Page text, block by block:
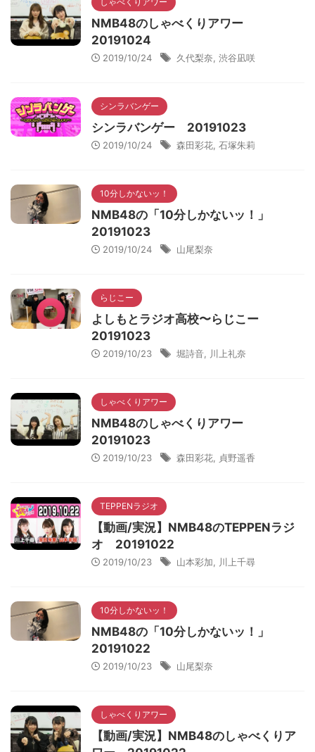
NMB48のしゃべくりアワー
20191024
2019/10/24 久代梨奈 渋谷凪咲
シンラバンゲー
シンラバンゲー 20191023
2019/10/24 森田彩花 石塚朱莉
10分しかないッ！
NMB48の「10分しかないッ！」
20191023
2019/10/24 山尾梨奈
らじこー
よしもとラジオ高校〜らじこー
20191023
2019/10/23 堀詩音 川上礼奈
しゃべくりアワー
NMB48のしゃべくりアワー
20191023
2019/10/23 森田彩花 貞野遥香
TEPPENラジオ
【動画/実況】NMB48のTEPPENラジ
オ 20191022
2019/10/23 山本彩加 川上千尋
10分しかないッ！
NMB48の「10分しかないッ！」
20191022
2019/10/23 山尾梨奈
しゃべくりアワー
【動画/実況】NMB48のしゃべくりア